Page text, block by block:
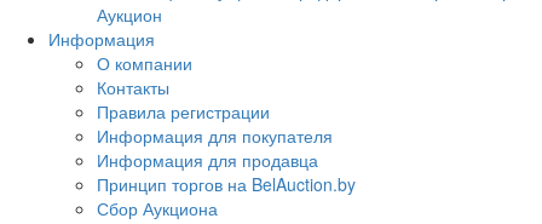
Аукцион
Информация
О компании
Контакты
Правила регистрации
Информация для покупателя
Информация для продавца
Принцип торгов на BelAuction.by
Сбор Аукциона